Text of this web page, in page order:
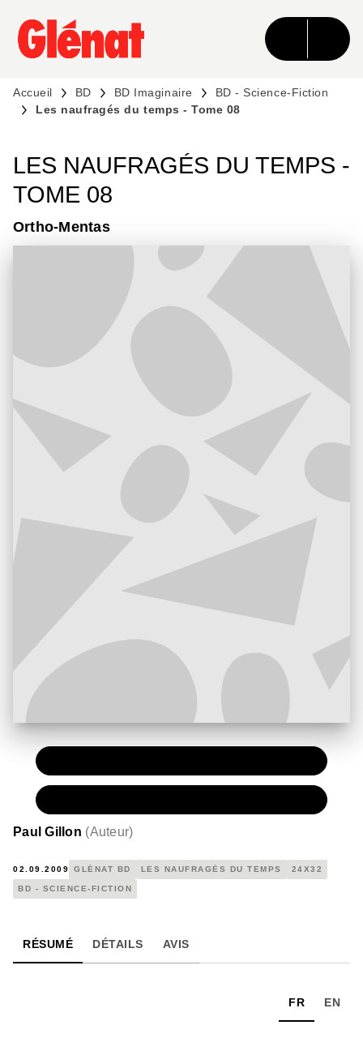
MENU RECHERCHE CONTENU
PIED DE PAGE
Accueil BD BD Imaginaire
BD - Science-Fiction
Les naufragés du temps - Tome 08
LES NAUFRAGÉS DU TEMPS -
TOME 08
Ortho-Mentas
Paul Gillon (Auteur)
02.09.2009 GLÉNAT BD LES NAUFRAGÉS DU TEMPS 24X32
BD - SCIENCE-FICTION
RÉSUMÉ DÉTAILS AVIS
FR EN